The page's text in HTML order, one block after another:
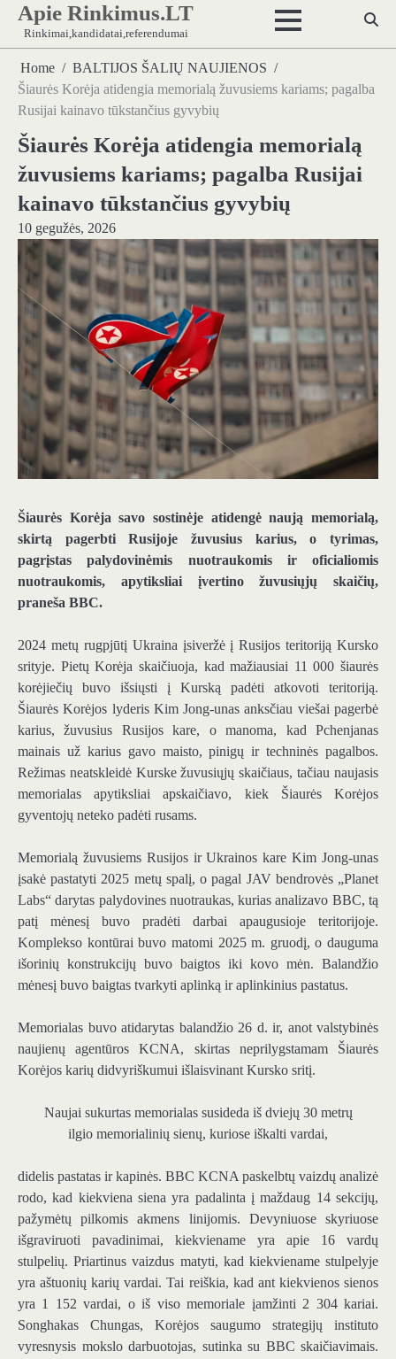
Skip
content
Apie Rinkimus.LT
Rinkimai,kandidatai,referendumai
Home
BALTIJOS ŠALIŲ NAUJIENOS
Šiaurės Korėja atidengia memorialą žuvusiems kariams; pagalba
Rusijai kainavo tūkstančius gyvybių
Šiaurės Korėja atidengia memorialą
žuvusiems kariams; pagalba Rusijai
kainavo tūkstančius gyvybių
10 gegužės, 2026
Šiaurės Korėja savo sostinėje atidengė naują memorialą,
skirtą pagerbti Rusijoje žuvusius karius, o tyrimas,
pagrįstas palydovinėmis nuotraukomis ir oficialiomis
nuotraukomis, apytiksliai įvertino žuvusiųjų skaičių,
praneša BBC.
2024 metų rugpjūtį Ukraina įsiveržė į Rusijos teritoriją Kursko
srityje. Pietų Korėja skaičiuoja, kad mažiausiai 11 000 šiaurės
korėjiečių buvo išsiųsti į Kurską padėti atkovoti teritoriją.
Šiaurės Korėjos lyderis Kim Jong-unas anksčiau viešai pagerbė
karius, žuvusius Rusijos kare, o manoma, kad Pchenjanas
mainais už karius gavo maisto, pinigų ir techninės pagalbos.
Režimas neatskleidė Kurske žuvusiųjų skaičiaus, tačiau naujasis
memorialas apytiksliai apskaičiavo, kiek Šiaurės Korėjos
gyventojų neteko padėti rusams.
Memorialą žuvusiems Rusijos ir Ukrainos kare Kim Jong-unas
įsakė pastatyti 2025 metų spalį, o pagal JAV bendrovės „Planet
Labs“ darytas palydovines nuotraukas, kurias analizavo BBC, tą
patį mėnesį buvo pradėti darbai apaugusioje teritorijoje.
Komplekso kontūrai buvo matomi 2025 m. gruodį, o dauguma
išorinių konstrukcijų buvo baigtos iki kovo mėn. Balandžio
mėnesį buvo baigtas tvarkyti aplinką ir aplinkinius pastatus.
Memorialas buvo atidarytas balandžio 26 d. ir, anot valstybinės
naujienų agentūros KCNA, skirtas neprilygstamam Šiaurės
Korėjos karių didvyriškumui išlaisvinant Kursko sritį.
Naujai sukurtas memorialas susideda iš dviejų 30 metrų
ilgio memorialinių sienų, kuriose iškalti vardai,
didelis pastatas ir kapinės. BBC KCNA paskelbtų vaizdų analizė
rodo, kad kiekviena siena yra padalinta į maždaug 14 sekcijų,
pažymėtų pilkomis akmens linijomis. Devyniuose skyriuose
išgraviruoti pavadinimai, kiekviename yra apie 16 vardų
stulpelių. Priartinus vaizdus matyti, kad kiekviename stulpelyje
yra aštuonių karių vardai. Tai reiškia, kad ant kiekvienos sienos
yra 1 152 vardai, o iš viso memoriale įamžinti 2 304 kariai.
Songhakas Chungas, Korėjos saugumo strategijų instituto
vyresnysis mokslo darbuotojas, sutinka su BBC skaičiavimais.